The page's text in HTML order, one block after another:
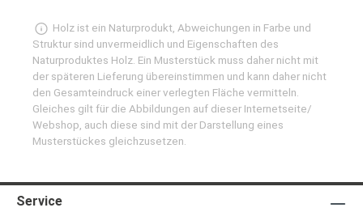
Holz ist ein Naturprodukt, Abweichungen in Farbe und
Struktur sind unvermeidlich und Eigenschaften des
Naturproduktes Holz. Ein Musterstück muss daher nicht mit
der späteren Lieferung übereinstimmen und kann daher nicht
den Gesamteindruck einer verlegten Fläche vermitteln.
Gleiches gilt für die Abbildungen auf dieser Internetseite/
Webshop, auch diese sind mit der Darstellung eines
Musterstückes gleichzusetzen.
Service